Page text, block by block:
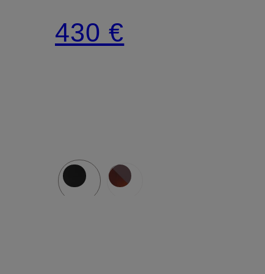
TRIOMPHE
430 €